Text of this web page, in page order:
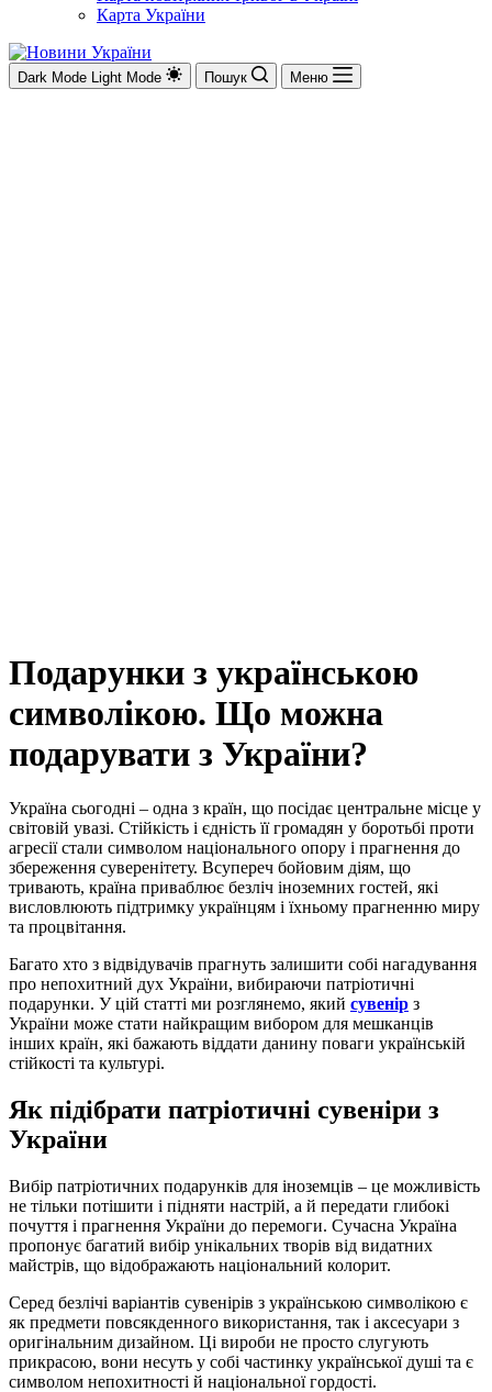
Карта України
Dark Mode Light Mode Пошук Меню
Подарунки з українською
символікою. Що можна
подарувати з України?
Україна сьогодні – одна з країн, що посідає центральне місце у
світовій увазі. Стійкість і єдність її громадян у боротьбі проти
агресії стали символом національного опору і прагнення до
збереження суверенітету. Всупереч бойовим діям, що
тривають, країна приваблює безліч іноземних гостей, які
висловлюють підтримку українцям і їхньому прагненню миру
та процвітання.
Багато хто з відвідувачів прагнуть залишити собі нагадування
про непохитний дух України, вибираючи патріотичні
подарунки. У цій статті ми розглянемо, який сувенір з
України може стати найкращим вибором для мешканців
інших країн, які бажають віддати данину поваги українській
стійкості та культурі.
Як підібрати патріотичні сувеніри з
України
Вибір патріотичних подарунків для іноземців – це можливість
не тільки потішити і підняти настрій, а й передати глибокі
почуття і прагнення України до перемоги. Сучасна Україна
пропонує багатий вибір унікальних творів від видатних
майстрів, що відображають національний колорит.
Серед безлічі варіантів сувенірів з українською символікою є
як предмети повсякденного використання, так і аксесуари з
оригінальним дизайном. Ці вироби не просто слугують
прикрасою, вони несуть у собі частинку української душі та є
символом непохитності й національної гордості.